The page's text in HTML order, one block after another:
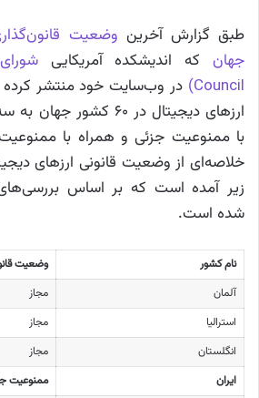
طبق گزارش آخرین وضعیت
جهانکه اندیشکده آمریکایی
Council) در وب‌سایت خود منتشر
ارزهای دیجیتال در ۶۰
با ممنوعیت جزئی و همراه با
زیر آمده است که بر اساس
شده است.
نام کشور
وضعیت
آلمان
مجاز
استرالیا
مجاز
انگلستان
مجاز
ایران
ممنوعیت